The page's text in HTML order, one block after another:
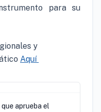
para su
y
Aquí
aprueba el